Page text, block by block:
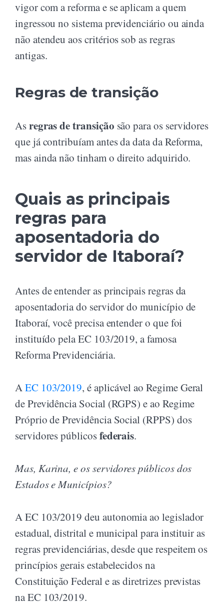
vigor com a reforma e se aplicam a quem
ingressou no sistema previdenciário ou ainda
não atendeu aos critérios sob as regras
antigas.
Regras de transição
Asregras de transição são para os servidores
que já contribuíam antes da data da Reforma,
mas ainda não tinham o direito adquirido.
Quais as principais
regras para
aposentadoria do
servidor de Itaboraí?
Antes de entender as principais regras da
aposentadoria do servidor do município de
Itaboraí, você precisa entender o que foi
instituído pela EC 103/2019, a famosa
Reforma Previdenciária.
AEC 103/2019, é aplicável ao Regime Geral
de Previdência Social (RGPS) e ao Regime
Próprio de Previdência Social (RPPS) dos
servidores públicosfederais.
Mas, Karina, e os servidores públicos dos
Estados e Municípios?
A EC 103/2019 deu autonomia ao legislador
estadual, distrital e municipal para instituir as
regras previdenciárias, desde que respeitem os
princípios gerais estabelecidos na
Constituição Federal e as diretrizes previstas
na EC 103/2019.